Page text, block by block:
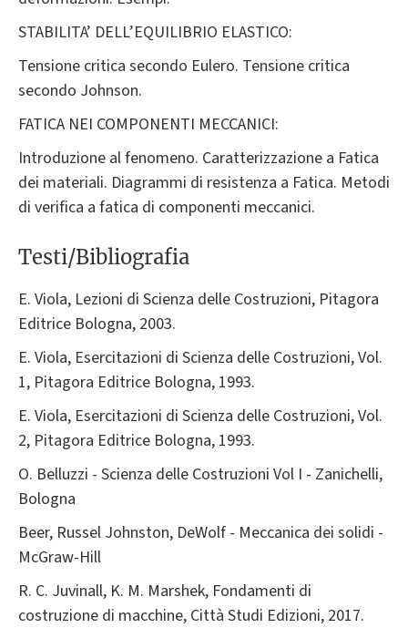
STABILITA’ DELL’EQUILIBRIO ELASTICO:
Tensione critica secondo Eulero. Tensione critica
secondo Johnson.
FATICA NEI COMPONENTI MECCANICI:
Introduzione al fenomeno. Caratterizzazione a Fatica
dei materiali. Diagrammi di resistenza a Fatica. Metodi
di verifica a fatica di componenti meccanici.
Testi/Bibliografia
E. Viola, Lezioni di Scienza delle Costruzioni, Pitagora
Editrice Bologna, 2003.
E. Viola, Esercitazioni di Scienza delle Costruzioni, Vol.
1, Pitagora Editrice Bologna, 1993.
E. Viola, Esercitazioni di Scienza delle Costruzioni, Vol.
2, Pitagora Editrice Bologna, 1993.
O. Belluzzi - Scienza delle Costruzioni Vol I - Zanichelli,
Bologna
Beer, Russel Johnston, DeWolf - Meccanica dei solidi -
McGraw-Hill
R. C. Juvinall, K. M. Marshek, Fondamenti di
costruzione di macchine, Città Studi Edizioni, 2017.